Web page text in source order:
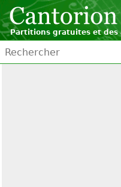
Partitions gratuites et des